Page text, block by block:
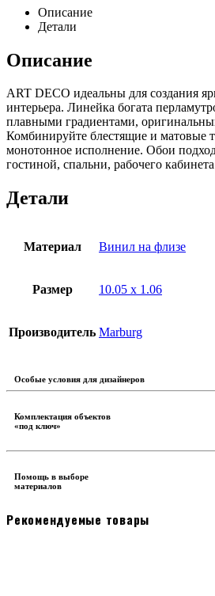
Описание
Детали
Описание
ART DECO идеальны для создания
интерьера. Линейка богата
плавными градиентами,
Комбинируйте блестящие и матовые
монотонное исполнение. Обои
гостиной, спальни, рабочего
Детали
Материал Винил на флизе
Размер 10.05 х 1.06
Производитель Marburg
Особые условия для дизайнеров
Комплектация объектов
«под ключ»
Помощь в выборе
материалов
Рекомендуемые товары